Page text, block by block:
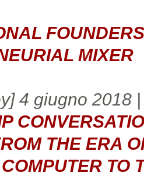
MIXER
4 giugno 2018
THE ERA
TO